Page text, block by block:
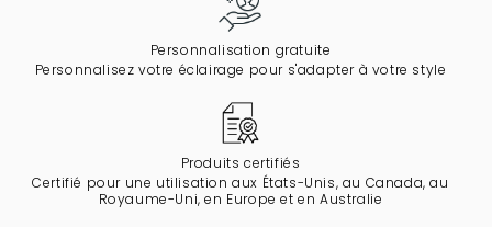
Personnalisation gratuite
Personnalisez votre éclairage pour s'adapter à votre style
Produits certifiés
Certifié pour une utilisation aux États-Unis, au Canada, au
Royaume-Uni, en Europe et en Australie